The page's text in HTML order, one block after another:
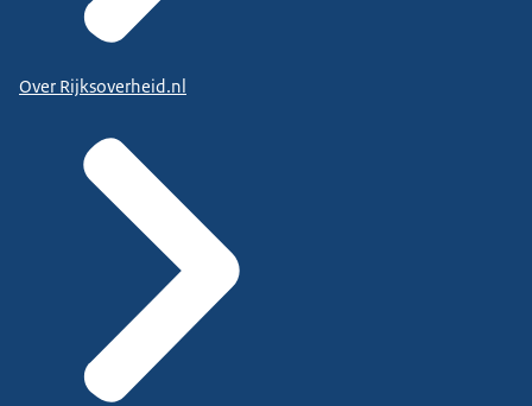
Over Rijksoverheid.nl